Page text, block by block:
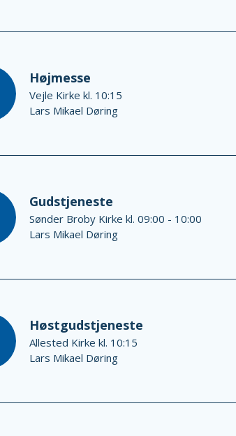
Højmesse
Vejle Kirke kl. 10:15
Lars Mikael Døring
Gudstjeneste
Sønder Broby Kirke kl. 09:00 - 10:00
Lars Mikael Døring
Høstgudstjeneste
Allested Kirke kl. 10:15
Lars Mikael Døring